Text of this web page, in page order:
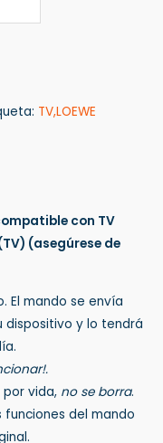
TV,LOEWE
con TV
(asegúrese de
El mando se envía
y lo tendrá
vida, no se borra.
funciones del mando